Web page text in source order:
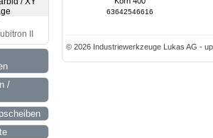
II
/
63642546616
© 2026 Industriewerkzeuge Lukas AG -